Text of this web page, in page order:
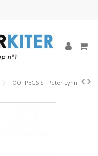
FOOTPEGS ST Peter Lynn